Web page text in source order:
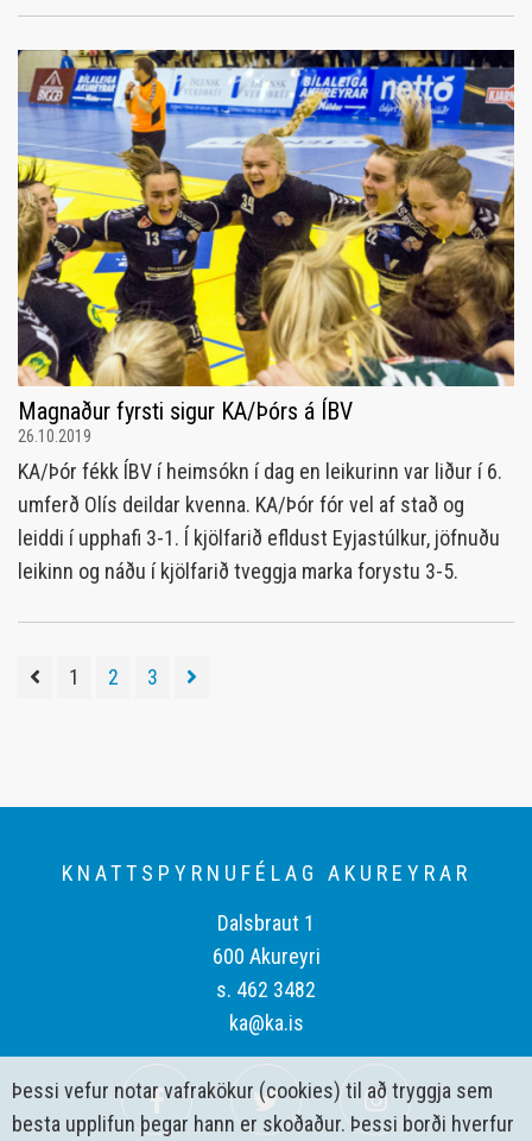
Magnaður fyrsti sigur KA/Þórs á ÍBV
26.10.2019
KA/Þór fékk ÍBV í heimsókn í dag en leikurinn var liður í 6.
umferð Olís deildar kvenna. KA/Þór fór vel af stað og
leiddi í upphafi 3-1. Í kjölfarið efldust Eyjastúlkur, jöfnuðu
leikinn og náðu í kjölfarið tveggja marka forystu 3-5.
1 2 3
KNATTSPYRNUFÉLAG AKUREYRAR
Dalsbraut 1
600 Akureyri
s. 462 3482
ka@ka.is
Þessi vefur notar vafrakökur (cookies) til að tryggja sem
besta upplifun þegar hann er skoðaður. Þessi borði hverfur